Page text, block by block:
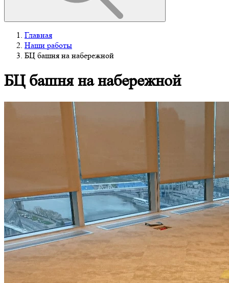
Главная
Наши работы
БЦ башня на набережной
БЦ башня на набережной